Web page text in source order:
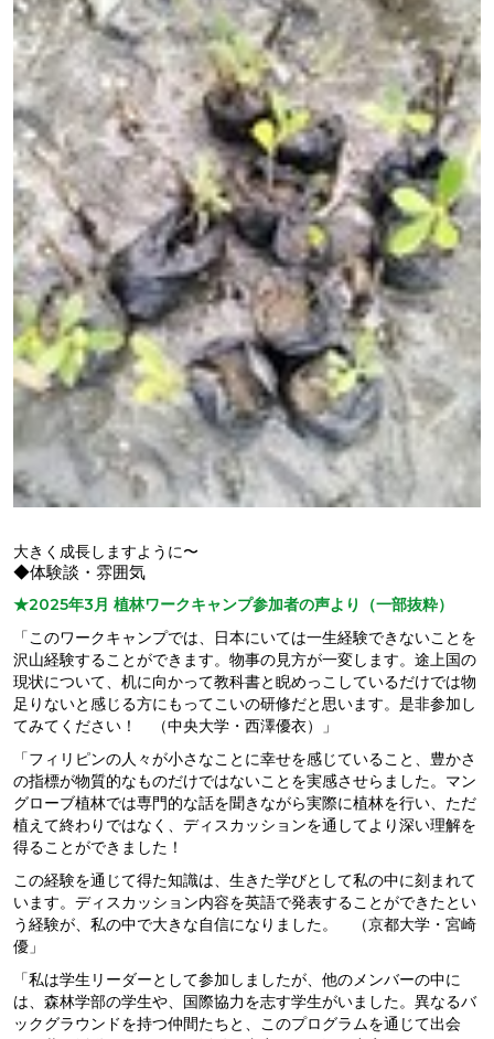
大きく成長しますように〜
◆体験談・雰囲気
★2025年3月 植林ワークキャンプ参加者の声より（一部抜粋）
「このワークキャンプでは、日本にいては一生経験できないことを
沢山経験することができます。物事の見方が一変します。途上国の
現状について、机に向かって教科書と睨めっこしているだけでは物
足りないと感じる方にもってこいの研修だと思います。是非参加し
てみてください！ （中央大学・西澤優衣）」
「フィリピンの人々が小さなことに幸せを感じていること、豊かさ
の指標が物質的なものだけではないことを実感させらました。マン
グローブ植林では専門的な話を聞きながら実際に植林を行い、ただ
植えて終わりではなく、ディスカッションを通してより深い理解を
得ることができました！
この経験を通じて得た知識は、生きた学びとして私の中に刻まれて
います。ディスカッション内容を英語で発表することができたとい
う経験が、私の中で大きな自信になりました。 （京都大学・宮崎
優」
「私は学生リーダーとして参加しましたが、他のメンバーの中に
は、森林学部の学生や、国際協力を志す学生がいました。異なるバ
ックグラウンドを持つ仲間たちと、このプログラムを通じて出会